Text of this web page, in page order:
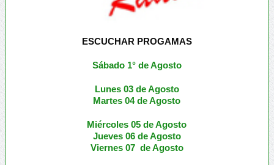
ESCUCHAR PROGAMAS
Sábado 1° de Agosto
Lunes 03 de Agosto
Martes 04 de Agosto
Miércoles 05 deAgosto
Jueves 06 de Agosto
Viernes 07 de Agosto